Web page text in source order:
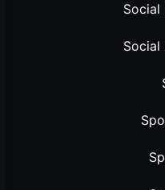
Social
Social